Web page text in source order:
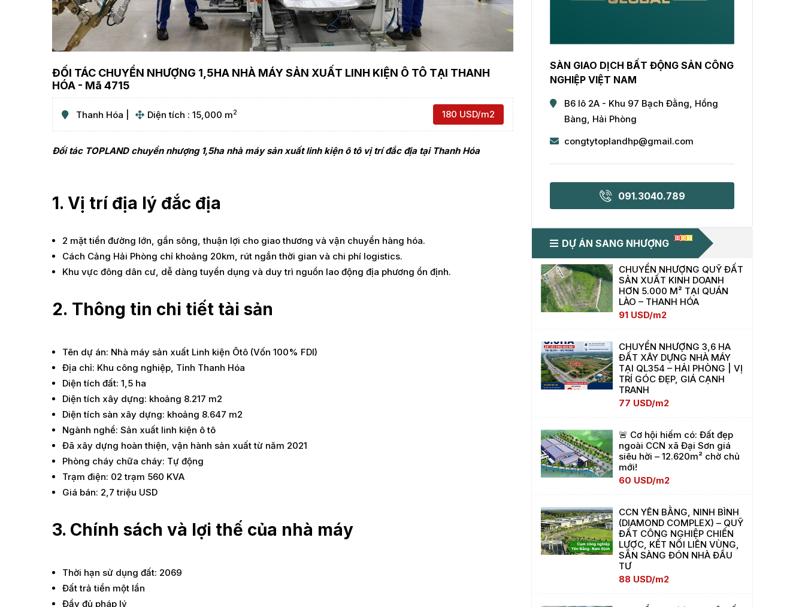
ĐỐI TÁC CHUYỂN NHƯỢNG 1,5HA NHÀ MÁY SẢN XUẤT LINH KIỆN Ô TÔ TẠI THANH
HÓA - Mã 4715
Thanh Hóa Diện tích : 15,000 m2 180 USD/m2
Đối tác TOPLAND chuyển nhượng 1,5ha nhà máy sản xuất linh kiện ô tô vị trí đắc địa tại Thanh Hóa
1. Vị trí địa lý đắc địa
2 mặt tiền đường lớn, gần sông, thuận lợi cho giao thương và vận chuyển hàng hóa.
Cách Cảng Hải Phòng chỉ khoảng 20km, rút ngắn thời gian và chi phí logistics.
Khu vực đông dân cư, dễ dàng tuyển dụng và duy trì nguồn lao động địa phương ổn định.
2. Thông tin chi tiết tài sản
Tên dự án: Nhà máy sản xuất Linh kiện Ôtô (Vốn 100% FDI)
Địa chỉ: Khu công nghiệp, Tỉnh Thanh Hóa
Diện tích đất: 1,5 ha
Diện tích xây dựng: khoảng 8.217 m2
Diện tích sàn xây dựng: khoảng 8.647 m2
Ngành nghề: Sản xuất linh kiện ô tô
Đã xây dựng hoàn thiện, vận hành sản xuất từ năm 2021
Phòng cháy chữa cháy: Tự động
Trạm điện: 02 trạm 560 KVA
Giá bán: 2,7 triệu USD
3. Chính sách và lợi thế của nhà máy
Thời hạn sử dụng đất: 2069
Đất trả tiền một lần
Đầy đủ pháp lý
SÀN GIAO DỊCH BẤT ĐỘNG SẢN CÔNG
NGHIỆP VIỆT NAM
B6 lô 2A - Khu 97 Bạch Đằng, Hồng
Bàng, Hải Phòng
congtytoplandhp@gmail.com
091.3040.789
DỰ ÁN SANG NHƯỢNG
CHUYỂN NHƯỢNG QUỸ ĐẤT
SẢN XUẤT KINH DOANH
HƠN 5.000 M² TẠI QUÁN
LÀO – THANH HÓA
91 USD/m2
CHUYỂN NHƯỢNG 3,6 HA
ĐẤT XÂY DỰNG NHÀ MÁY
TẠI QL354 – HẢI PHÒNG | VỊ
TRÍ GÓC ĐẸP, GIÁ CẠNH
TRANH
77 USD/m2
🚨 Cơ hội hiếm có: Đất đẹp
ngoài CCN xã Đại Sơn giá
siêu hời – 12.620m² chờ chủ
mới!
60 USD/m2
CCN YÊN BẰNG, NINH BÌNH
(DIAMOND COMPLEX) – QUỸ
ĐẤT CÔNG NGHIỆP CHIẾN
LƯỢC, KẾT NỐI LIÊN VÙNG,
SẴN SÀNG ĐÓN NHÀ ĐẦU
TƯ
88 USD/m2